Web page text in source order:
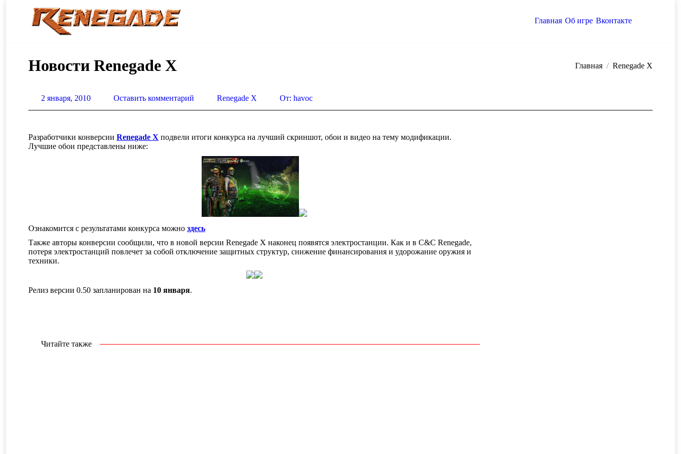
Главная Об игре Вконтакте
Новости Renegade X Главная Renegade X
2 января, 2010 Оставить комментарий Renegade X От: havoc
Разработчики конверсии Renegade X подвели итоги конкурса на лучший скриншот, обои и видео на тему модификации.
Лучшие обои представлены ниже:
Ознакомится с результатами конкурса можно здесь
Также авторы конверсии сообщили, что в новой версии Renegade X наконец появятся электростанции. Как и в C&C Renegade,
потеря электростанций повлечет за собой отключение защитных структур, снижение финансирования и удорожание оружия и
техники.
Релиз версии 0.50 запланирован на 10 января.
Читайте также